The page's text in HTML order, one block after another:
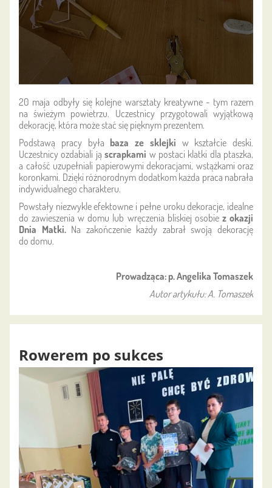
20 maja odbyły się kolejne warsztaty kreatywne - tym razem
na świeżym powietrzu. Uczestnicy przygotowali wyjątkową
dekorację, która może stać się pięknym prezentem.
Podstawą pracy byłabaza ze sklejki w kształcie deski.
Uczestnicy ozdabiali jąscrapkami w postaci klatki dla ptaszka,
a całość uzupełniali papierowymi dekoracjami, wstążkami oraz
koronkami. Dzięki różnorodnym dodatkom każda praca nabrała
indywidualnego charakteru.
Powstały niezwykle efektowne i pełne uroku dekoracje, idealne
do zawieszenia w domu lub wręczenia bliskiej osobie z okazji
Dnia Matki. Na zakończenie każdy zabrał swoją dekorację
do domu.
Prowadząca: p. Angelika Tomaszek
Autor artykułu: A. Tomaszek
Rowerem po sukces